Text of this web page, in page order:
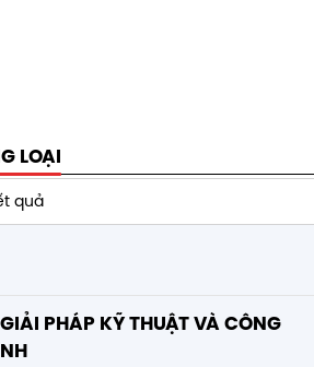
LOẠI
quả
PHÁP KỸ THUẬT VÀ CÔNG